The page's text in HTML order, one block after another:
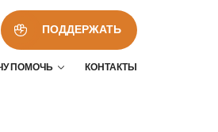
ПОДДЕРЖАТЬ
ПОМОЧЬ КОНТАКТЫ